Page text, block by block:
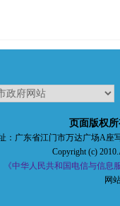
页面版权
：广东省江门市万达广场A座
Copyright (c)
《中华人民共和国电信与信息
网